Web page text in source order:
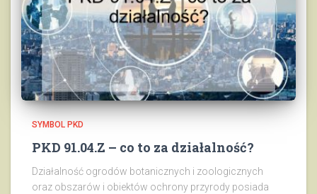
SYMBOL PKD
PKD 91.04.Z – co to za działalność?
Działalność ogrodów botanicznych i zoologicznych
oraz obszarów i obiektów ochrony przyrody posiada